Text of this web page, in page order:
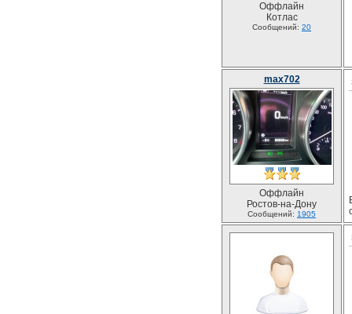
Оффлайн
Котлас
Сообщений: 20
max702
Оффлайн
Ростов-на-Дону
Сообщений: 1905